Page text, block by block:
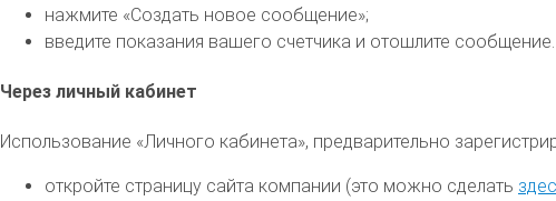
нажмите «Создать новое сообщение»;
введите показания вашего счетчика и отошлите сообщение.
Через личный кабинет
Использование «Личного кабинета», предварительно
откройте страницу сайта компании (это можно сделать